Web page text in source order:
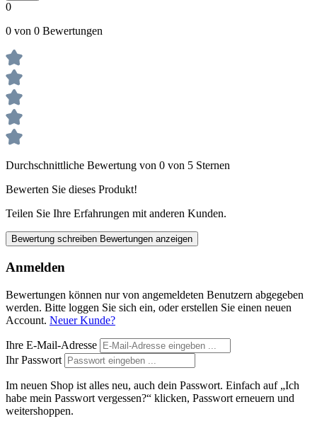
0
0 von 0 Bewertungen
Durchschnittliche Bewertung von 0 von 5 Sternen
Bewerten Sie dieses Produkt!
Teilen Sie Ihre Erfahrungen mit anderen Kunden.
Bewertung schreiben Bewertungen anzeigen
Anmelden
Bewertungen können nur von angemeldeten Benutzern abgegeben
werden. Bitte loggen Sie sich ein, oder erstellen Sie einen neuen
Account. Neuer Kunde?
Ihre E-Mail-Adresse
Ihr Passwort
Im neuen Shop ist alles neu, auch dein Passwort. Einfach auf „Ich
habe mein Passwort vergessen?“ klicken, Passwort erneuern und
weitershoppen.